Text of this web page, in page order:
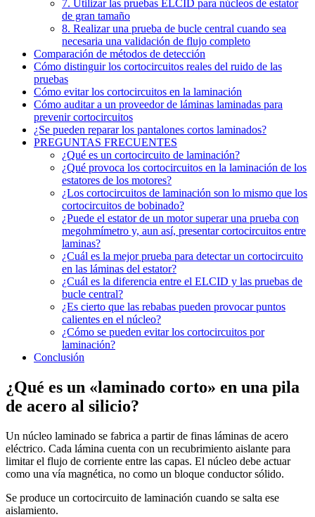
7. Utilizar las pruebas ELCID para núcleos de estator
de gran tamaño
8. Realizar una prueba de bucle central cuando sea
necesaria una validación de flujo completo
Comparación de métodos de detección
Cómo distinguir los cortocircuitos reales del ruido de las
pruebas
Cómo evitar los cortocircuitos en la laminación
Cómo auditar a un proveedor de láminas laminadas para
prevenir cortocircuitos
¿Se pueden reparar los pantalones cortos laminados?
PREGUNTAS FRECUENTES
¿Qué es un cortocircuito de laminación?
¿Qué provoca los cortocircuitos en la laminación de los
estatores de los motores?
¿Los cortocircuitos de laminación son lo mismo que los
cortocircuitos de bobinado?
¿Puede el estator de un motor superar una prueba con
megohmímetro y, aun así, presentar cortocircuitos entre
laminas?
¿Cuál es la mejor prueba para detectar un cortocircuito
en las láminas del estator?
¿Cuál es la diferencia entre el ELCID y las pruebas de
bucle central?
¿Es cierto que las rebabas pueden provocar puntos
calientes en el núcleo?
¿Cómo se pueden evitar los cortocircuitos por
laminación?
Conclusión
¿Qué es un «laminado corto» en una pila
de acero al silicio?
Un núcleo laminado se fabrica a partir de finas láminas de acero
eléctrico. Cada lámina cuenta con un recubrimiento aislante para
limitar el flujo de corriente entre las capas. El núcleo debe actuar
como una vía magnética, no como un bloque conductor sólido.
Se produce un cortocircuito de laminación cuando se salta ese
aislamiento.